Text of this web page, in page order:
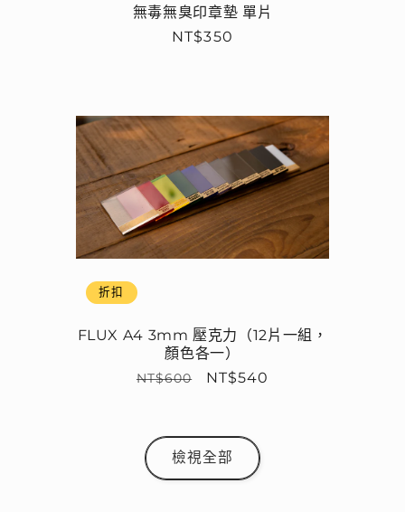
無毒無臭印章墊 單片
定
NT$350
折扣
FLUX A4 3mm 壓克力（12片一組，
顏色各一）
定
NT$600
售
NT$540
檢視全部